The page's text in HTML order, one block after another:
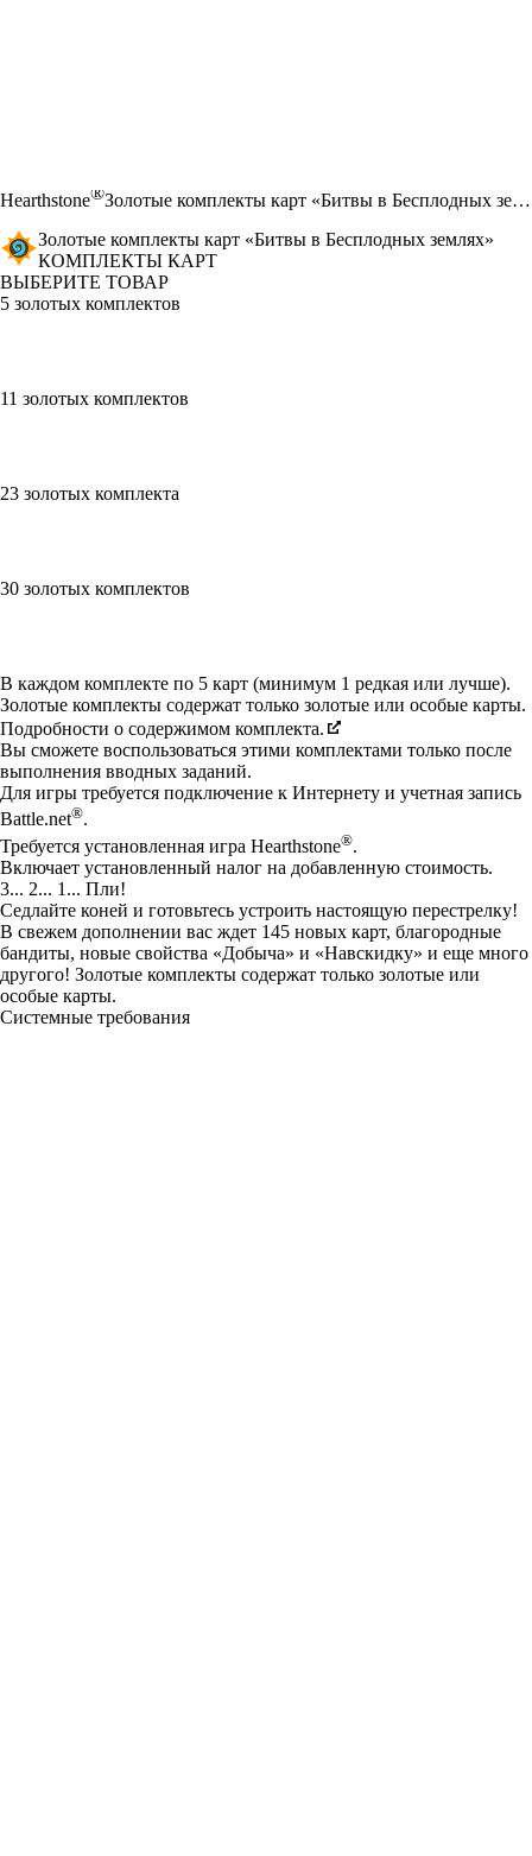
Hearthstone®
Золотые комплекты карт «Битвы в Бесплодных землях»
Золотые комплекты карт «Битвы в Бесплодных землях»
КОМПЛЕКТЫ КАРТ
ВЫБЕРИТЕ ТОВАР
5 золотых комплектов
11 золотых комплектов
23 золотых комплекта
30 золотых комплектов
Available actions
В каждом комплекте по 5 карт (минимум 1 редкая или лучше).
Золотые комплекты содержат только золотые или особые карты.
Подробности о содержимом комплекта.
Вы сможете воспользоваться этими комплектами только после
выполнения вводных заданий.
Для игры требуется подключение к Интернету и учетная запись
Battle.net®.
Требуется установленная игра Hearthstone®.
Включает установленный налог на добавленную стоимость.
3... 2... 1... Пли!
Седлайте коней и готовьтесь устроить настоящую перестрелку!
В свежем дополнении вас ждет 145 новых карт, благородные
бандиты, новые свойства «Добыча» и «Навскидку» и еще много
другого! Золотые комплекты содержат только золотые или
особые карты.
Системные требования